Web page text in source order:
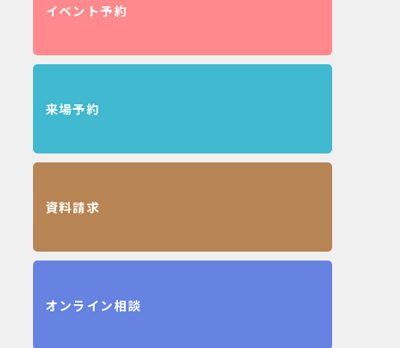
イベント予約
来場予約
資料請求
オンライン相談